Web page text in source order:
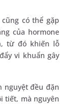
có thể gặp
của hormone
từ đó khiến lỗ
vi khuẩn gây
nguyệt đều đặn
tiết, mà nguyên